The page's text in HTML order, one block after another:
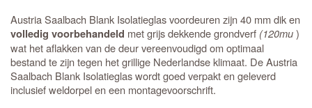
Austria Saalbach Blank Isolatieglas voordeuren zijn 40 mm dik en
volledig voorbehandeld met grijs dekkende grondverf (120mu)
wat het aflakken van de deur vereenvoudigd om optimaal
bestand te zijn tegen het grillige Nederlandse klimaat. De Austria
Saalbach Blank Isolatieglas wordt goed verpakt en geleverd
inclusief weldorpel en een montagevoorschrift.